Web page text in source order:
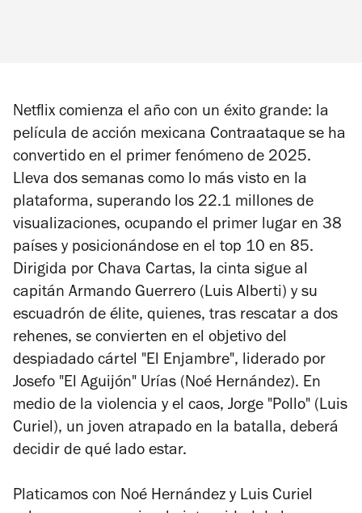
Netflix comienza el año con un éxito grande: la
película de acción mexicana Contraataque se ha
convertido en el primer fenómeno de 2025.
Lleva dos semanas como lo más visto en la
plataforma, superando los 22.1 millones de
visualizaciones, ocupando el primer lugar en 38
países y posicionándose en el top 10 en 85.
Dirigida por Chava Cartas, la cinta sigue al
capitán Armando Guerrero (Luis Alberti) y su
escuadrón de élite, quienes, tras rescatar a dos
rehenes, se convierten en el objetivo del
despiadado cártel "El Enjambre", liderado por
Josefo "El Aguijón" Urías (Noé Hernández). En
medio de la violencia y el caos, Jorge "Pollo" (Luis
Curiel), un joven atrapado en la batalla, deberá
decidir de qué lado estar.
Platicamos con Noé Hernández y Luis Curiel